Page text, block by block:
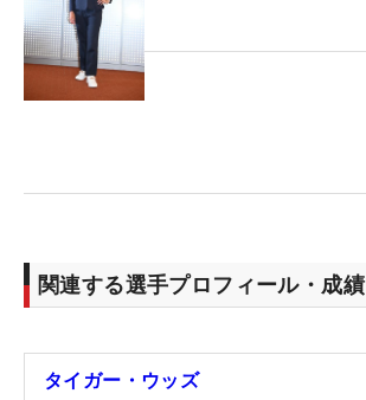
関連する選手プロフィール・成績
タイガー・ウッズ